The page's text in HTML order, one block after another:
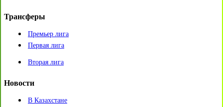
Трансферы
Премьер лига
Первая лига
Вторая лига
Новости
В Казахстане